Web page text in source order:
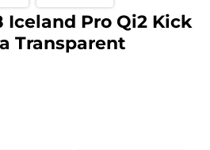
Iceland Pro Qi2 Kick
Transparent